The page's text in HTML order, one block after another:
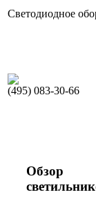
Светодиодное
(495) 083-30-66
Обзор